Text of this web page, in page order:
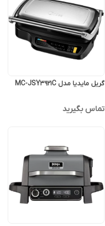
گریل مایدیا مدل MC-JSY3921C
تماس بگیرید